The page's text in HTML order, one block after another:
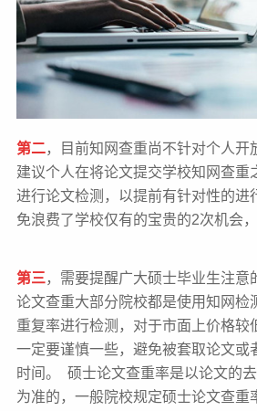
第二，目前知网查重尚不针对个人开
建议个人在将论文提交学校知网查重
进行论文检测，以提前有针对性的进
免浪费了学校仅有的宝贵的2次机会
第三，需要提醒广大硕士毕业生注意
论文查重大部分院校都是使用知网检
重复率进行检测，对于市面上价格较
一定要谨慎一些，避免被套取论文或
时间。 硕士论文查重率是以论文的
为准的，一般院校规定硕士论文查重